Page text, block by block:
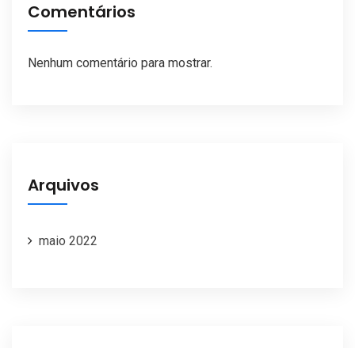
Comentários
Nenhum comentário para mostrar.
Arquivos
maio 2022